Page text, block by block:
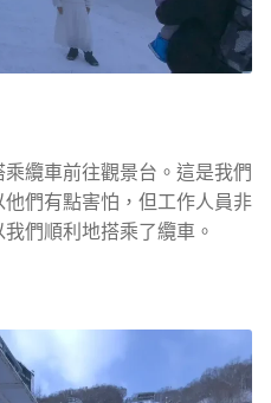
纜車前往觀景台。這是我們
們有點害怕，但工作人員非
們順利地搭乘了纜車。